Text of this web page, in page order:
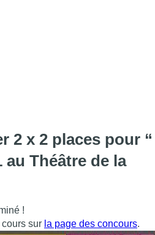
2 x 2 places pour “​
au Théâtre de la
!
sur la page des concours.